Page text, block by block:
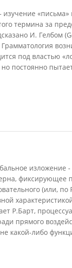
«письма»
термина за
И. Гелбом
под властью
постоянно
изложение
фиксирующее
(или, по
Р.Барт,
прямого
какой-либо